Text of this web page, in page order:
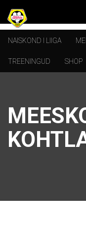
NAISKOND I LIIGA
TREENINGUD SHOP